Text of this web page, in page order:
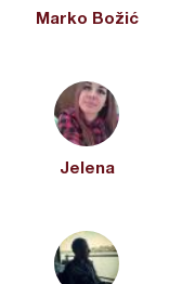
Marko Božić
Jelena